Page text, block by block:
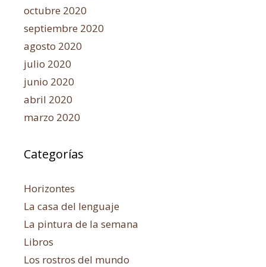
octubre 2020
septiembre 2020
agosto 2020
julio 2020
junio 2020
abril 2020
marzo 2020
Categorías
Horizontes
La casa del lenguaje
La pintura de la semana
Libros
Los rostros del mundo